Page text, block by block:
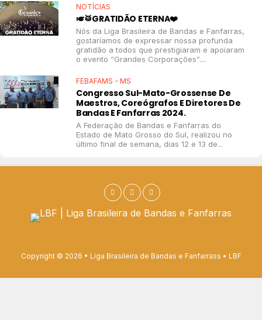
NOTÍCIAS
🎺🥁GRATIDÃO ETERNA❤️
Nós da Liga Brasileira de Bandas e Fanfarras,
gostaríamos de expressar nossa profunda
gratidão a todos que prestigiaram e apoiaram
o evento “Grandes Corporações”....
FEBAFAMS - MS
Congresso Sul-Mato-Grossense De
Maestros, Coreógrafos E Diretores De
Bandas E Fanfarras 2024.
A Federação de Bandas e Fanfarras do
Estado de Mato Grosso do Sul, realizou no
último final de semana, dias 12 e 13 de...
Copyright © 2026 • Liga Brasileira de Bandas e Fanfarrass • LBF